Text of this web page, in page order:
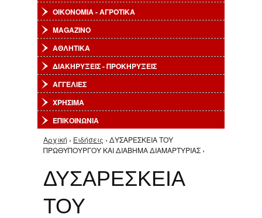
ΟΙΚΟΝΟΜΙΑ - ΑΓΡΟΤΙΚΑ
MAGAZINO
ΑΘΛΗΤΙΚΑ
ΔΙΑΚΗΡΥΞΕΙΣ - ΠΡΟΚΗΡΥΞΕΙΣ
ΑΓΓΕΛΙΕΣ
ΧΡΗΣΙΜΑ
ΕΠΙΚΟΙΝΩΝΙΑ
Είστε εδώ
Αρχική › Ειδήσεις › ΔΥΣΑΡΕΣΚΕΙΑ ΤΟΥ
ΠΡΩΘΥΠΟΥΡΓΟΥ ΚΑΙ ΔΙΑΒΗΜΑ ΔΙΑΜΑΡΤΥΡΙΑΣ ›
ΔΥΣΑΡΕΣΚΕΙΑ
ΤΟΥ